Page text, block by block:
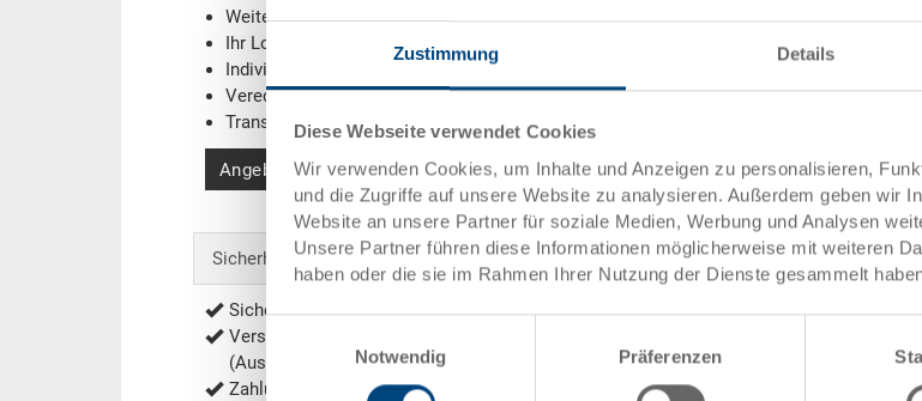
Zustimmung Details
Diese Webseite verwendet Cookies
Wir verwenden Cookies, um Inhalte und Anzeigen zu personalisieren,
und die Zugriffe auf unsere Website zu analysieren. Außerdem geben wir
Website an unsere Partner für soziale Medien, Werbung und Analysen
Unsere Partner führen diese Informationen möglicherweise mit weiteren
haben oder die sie im Rahmen Ihrer Nutzung der Dienste gesammelt
Notwendig
Präferenzen
Weitere Farben
Ihr Logo / Labeling
(Beispiele)
Individuelle Systemlösungen
Veredelungen
Transponder (RFID) / Barcodes
(Beispiele)
Angebot anfordern
Sicherheit & Bestellung
Sichere Bestellung mit Verschlüsselung
Versandkostenfrei ab 1'000.- CHF Nettowarenwert
(Ausnahmen sieheVersandkosten
Zahlung per Rechnung, Vorauskasse
ab 250
Angebot